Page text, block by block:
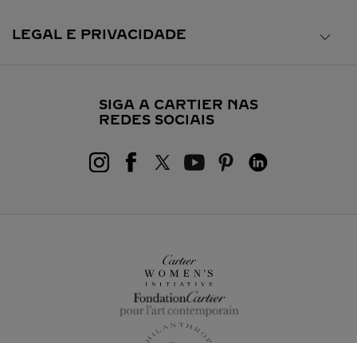
LEGAL E PRIVACIDADE
SIGA A CARTIER NAS
REDES SOCIAIS